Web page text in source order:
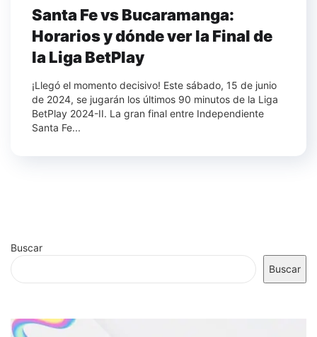
Santa Fe vs Bucaramanga:
Horarios y dónde ver la Final de
la Liga BetPlay
¡Llegó el momento decisivo! Este sábado, 15 de junio
de 2024, se jugarán los últimos 90 minutos de la Liga
BetPlay 2024-II. La gran final entre Independiente
Santa Fe...
Buscar
Buscar